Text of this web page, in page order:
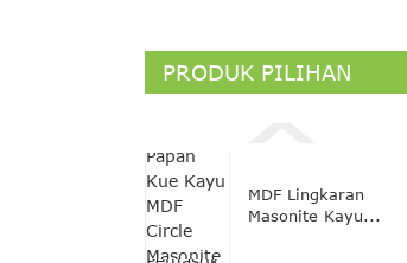
PRODUK PILIHAN
MDF Lingkaran
Masonite Kayu...